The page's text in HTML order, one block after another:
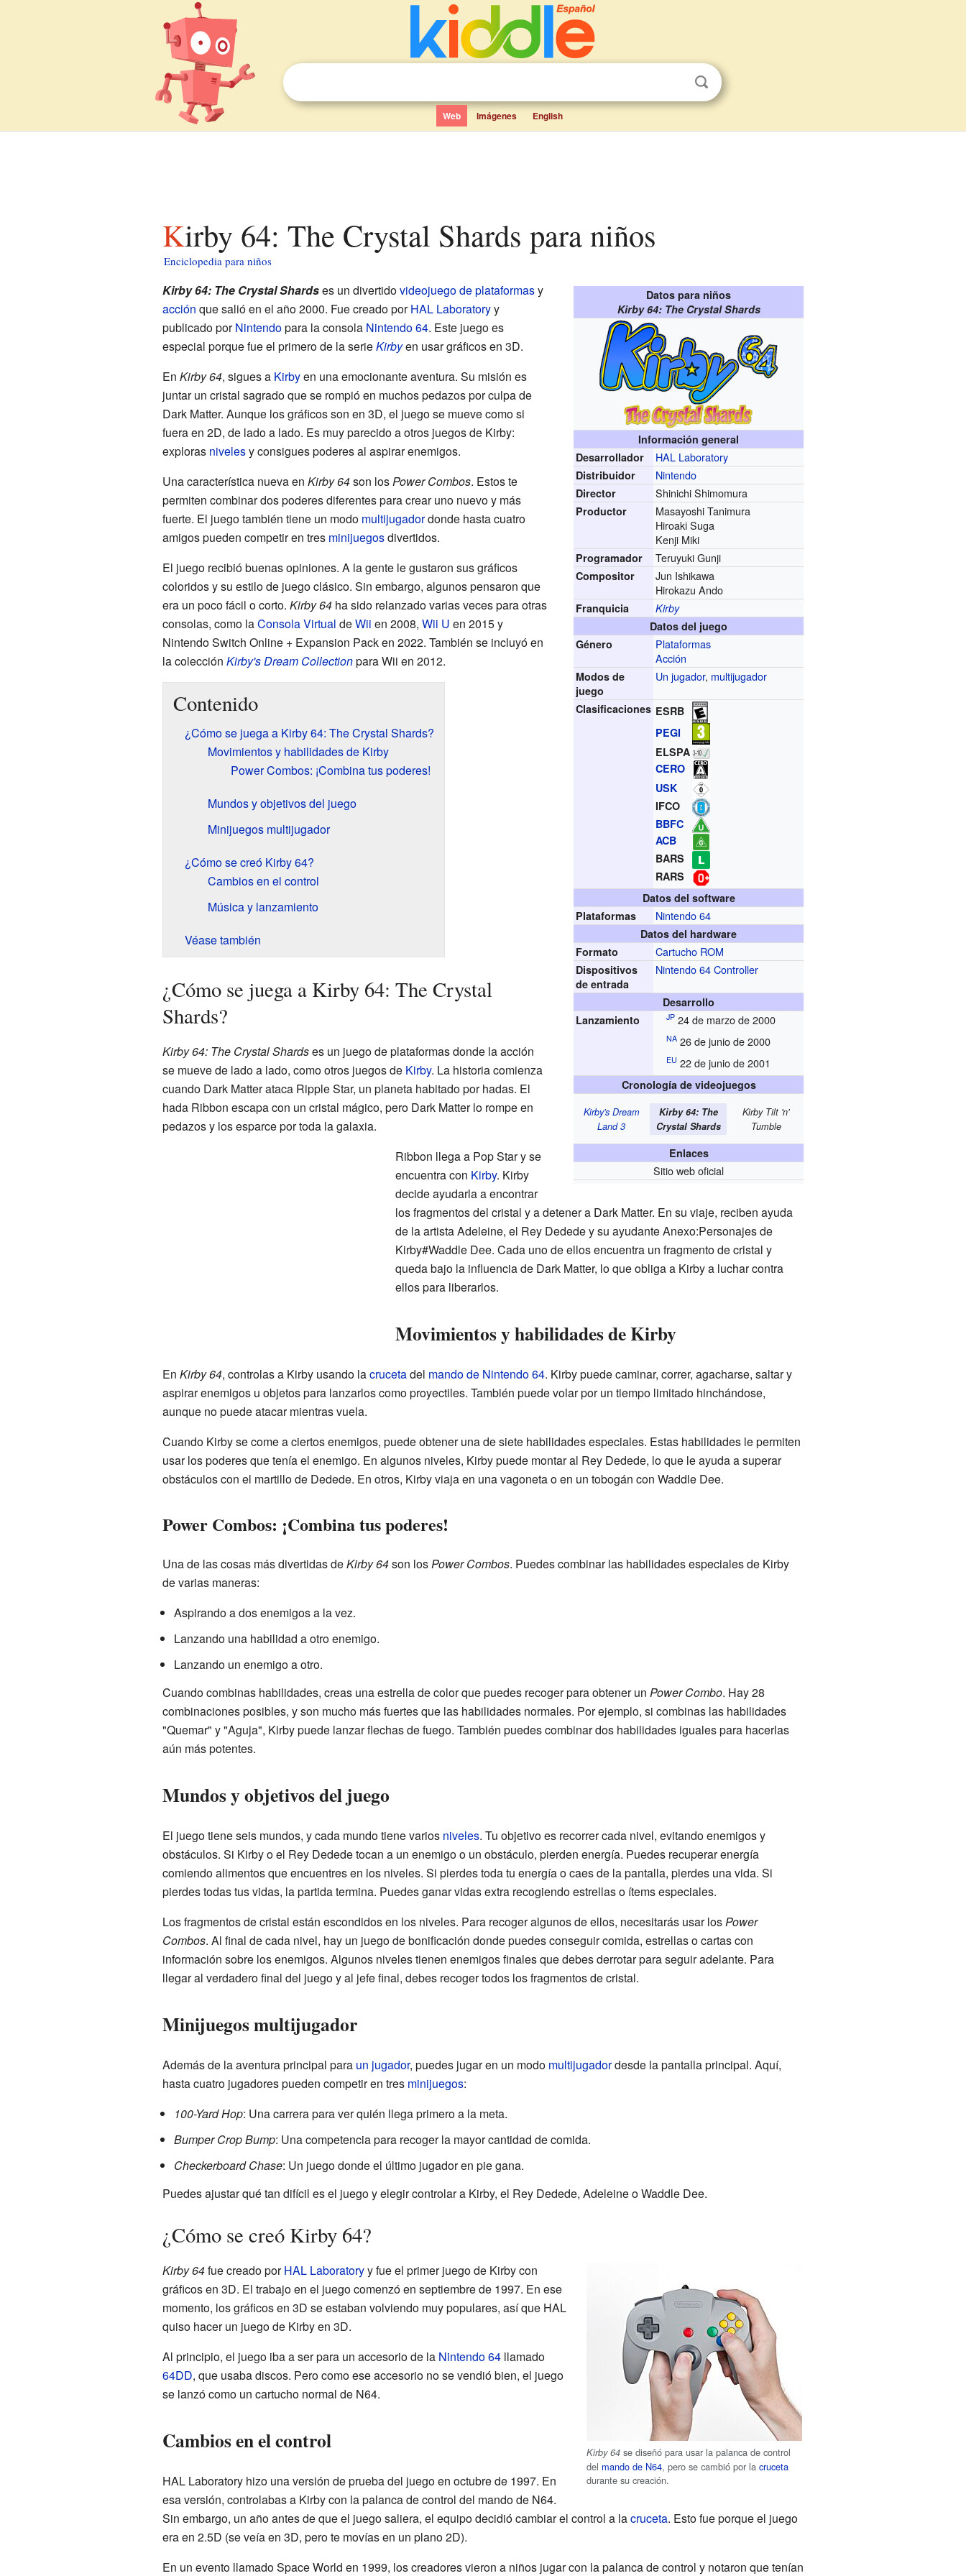
Web Imágenes English
Kirby 64: The Crystal Shards para niños
Enciclopedia para niños
Datos para niños
Kirby 64: The Crystal Shards
Información general
Desarrollador
HAL Laboratory
Distribuidor Nintendo
Director Shinichi Shimomura
Productor
Masayoshi Tanimura
Hiroaki Suga
Kenji Miki
Programador Teruyuki Gunji
Compositor
Jun Ishikawa
Hirokazu Ando
Franquicia
Kirby
Datos del juego
Género
Plataformas
Acción
Modos de
juego
Un jugador, multijugador
Clasificaciones ESRB
PEGI
ELSPA
CERO
USK
IFCO
BBFC
ACB
BARS
RARS
Datos del software
Plataformas
Nintendo 64
Datos del hardware
Formato
Cartucho ROM
Dispositivos
de entrada
Nintendo 64 Controller
Desarrollo
Lanzamiento
JP24 de marzo de 2000
NA26 de junio de 2000
EU 22 de junio de 2001
Cronología de videojuegos
Kirby's Dream
Land 3
Kirby 64: The
Crystal Shards
Kirby Tilt 'n'
Tumble
Enlaces
Sitio web oficial
Kirby 64: The Crystal Shardses un divertidovideojuego de plataformasy
acción que salió en el año 2000. Fue creado porHAL Laboratoryy
publicado porNintendopara la consola Nintendo 64. Este juego es
especial porque fue el primero de la serieKirbyen usar gráficos en 3D.
En Kirby 64, sigues a Kirbyen una emocionante aventura. Su misión es
juntar un cristal sagrado que se rompió en muchos pedazos por culpa de
Dark Matter. Aunque los gráficos son en 3D, el juego se mueve como si
fuera en 2D, de lado a lado. Es muy parecido a otros juegos de Kirby:
exploras nivelesy consigues poderes al aspirar enemigos.
Una característica nueva en Kirby 64son losPower Combos. Estos te
permiten combinar dos poderes diferentes para crear uno nuevo y más
fuerte. El juego también tiene un modo multijugadordonde hasta cuatro
amigos pueden competir en tres minijuegosdivertidos.
El juego recibió buenas opiniones. A la gente le gustaron sus gráficos
coloridos y su estilo de juego clásico. Sin embargo, algunos pensaron que
era un poco fácil o corto. Kirby 64ha sido relanzado varias veces para otras
consolas, como laConsola Virtual deWii en 2008, Wii U en 2015 y
Nintendo Switch Online + Expansion Pack en 2022. También se incluyó en
la colección Kirby's Dream Collectionpara Wii en 2012.
Contenido
¿Cómo se juega a Kirby 64: The Crystal Shards?
Movimientos y habilidades de Kirby
Power Combos: ¡Combina tus poderes!
Mundos y objetivos del juego
Minijuegos multijugador
¿Cómo se creó Kirby 64?
Cambios en el control
Música y lanzamiento
Véase también
¿Cómo se juega a Kirby 64: The Crystal
Shards?
Kirby 64: The Crystal Shardses un juego de plataformas donde la acción
se mueve de lado a lado, como otros juegos de Kirby. La historia comienza
cuando Dark Matter ataca Ripple Star, un planeta habitado por hadas. El
hada Ribbon escapa con un cristal mágico, pero Dark Matter lo rompe en
pedazos y los esparce por toda la galaxia.
Ribbon llega a Pop Star y se
encuentra con Kirby. Kirby
decide ayudarla a encontrar
los fragmentos del cristal y a detener a Dark Matter. En su viaje, reciben ayuda
de la artista Adeleine, el Rey Dedede y su ayudante Anexo:Personajes de
Kirby#Waddle Dee. Cada uno de ellos encuentra un fragmento de cristal y
queda bajo la influencia de Dark Matter, lo que obliga a Kirby a luchar contra
ellos para liberarlos.
Movimientos y habilidades de Kirby
En Kirby 64, controlas a Kirby usando lacrucetadel mando de Nintendo 64. Kirby puede caminar, correr, agacharse, saltar y
aspirar enemigos u objetos para lanzarlos como proyectiles. También puede volar por un tiempo limitado hinchándose,
aunque no puede atacar mientras vuela.
Cuando Kirby se come a ciertos enemigos, puede obtener una de siete habilidades especiales. Estas habilidades le permiten
usar los poderes que tenía el enemigo. En algunos niveles, Kirby puede montar al Rey Dedede, lo que le ayuda a superar
obstáculos con el martillo de Dedede. En otros, Kirby viaja en una vagoneta o en un tobogán con Waddle Dee.
Power Combos: ¡Combina tus poderes!
Una de las cosas más divertidas deKirby 64son losPower Combos. Puedes combinar las habilidades especiales de Kirby
de varias maneras:
Aspirando a dos enemigos a la vez.
Lanzando una habilidad a otro enemigo.
Lanzando un enemigo a otro.
Cuando combinas habilidades, creas una estrella de color que puedes recoger para obtener un Power Combo. Hay 28
combinaciones posibles, y son mucho más fuertes que las habilidades normales. Por ejemplo, si combinas las habilidades
"Quemar" y "Aguja", Kirby puede lanzar flechas de fuego. También puedes combinar dos habilidades iguales para hacerlas
aún más potentes.
Mundos y objetivos del juego
El juego tiene seis mundos, y cada mundo tiene varios niveles. Tu objetivo es recorrer cada nivel, evitando enemigos y
obstáculos. Si Kirby o el Rey Dedede tocan a un enemigo o un obstáculo, pierden energía. Puedes recuperar energía
comiendo alimentos que encuentres en los niveles. Si pierdes toda tu energía o caes de la pantalla, pierdes una vida. Si
pierdes todas tus vidas, la partida termina. Puedes ganar vidas extra recogiendo estrellas o ítems especiales.
Los fragmentos de cristal están escondidos en los niveles. Para recoger algunos de ellos, necesitarás usar losPower
Combos. Al final de cada nivel, hay un juego de bonificación donde puedes conseguir comida, estrellas o cartas con
información sobre los enemigos. Algunos niveles tienen enemigos finales que debes derrotar para seguir adelante. Para
llegar al verdadero final del juego y al jefe final, debes recoger todos los fragmentos de cristal.
Minijuegos multijugador
Además de la aventura principal para un jugador, puedes jugar en un modo multijugadordesde la pantalla principal. Aquí,
hasta cuatro jugadores pueden competir en tres minijuegos:
100-Yard Hop: Una carrera para ver quién llega primero a la meta.
Bumper Crop Bump: Una competencia para recoger la mayor cantidad de comida.
Checkerboard Chase: Un juego donde el último jugador en pie gana.
Puedes ajustar qué tan difícil es el juego y elegir controlar a Kirby, el Rey Dedede, Adeleine o Waddle Dee.
¿Cómo se creó Kirby 64?
Kirby 64 se diseñó para usar la palanca de control
del mando de N64, pero se cambió por lacruceta
durante su creación.
Kirby 64fue creado porHAL Laboratoryy fue el primer juego de Kirby con
gráficos en 3D. El trabajo en el juego comenzó en septiembre de 1997. En ese
momento, los gráficos en 3D se estaban volviendo muy populares, así que HAL
quiso hacer un juego de Kirby en 3D.
Al principio, el juego iba a ser para un accesorio de la Nintendo 64llamado
64DD, que usaba discos. Pero como ese accesorio no se vendió bien, el juego
se lanzó como un cartucho normal de N64.
Cambios en el control
HAL Laboratory hizo una versión de prueba del juego en octubre de 1997. En
esa versión, controlabas a Kirby con la palanca de control del mando de N64.
Sin embargo, un año antes de que el juego saliera, el equipo decidió cambiar el control a lacruceta. Esto fue porque el juego
era en 2.5D (se veía en 3D, pero te movías en un plano 2D).
En un evento llamado Space World en 1999, los creadores vieron a niños jugar con la palanca de control y notaron que tenían